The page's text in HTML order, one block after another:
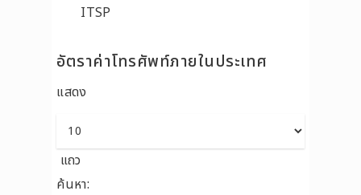
ITSP
อัตราค่าโทรศัพท์ภายในประเทศ
แสดง
แถว
ค้นหา: